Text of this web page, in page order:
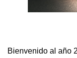
Bienvenido al año